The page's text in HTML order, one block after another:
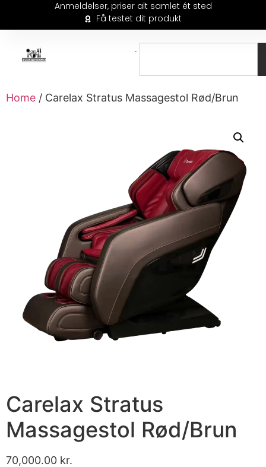
Anmeldelser, priser alt samlet ét sted
Få testet dit produkt
Home / Carelax Stratus Massagestol Rød/Brun
Carelax Stratus
Massagestol Rød/Brun
70,000.00 kr.